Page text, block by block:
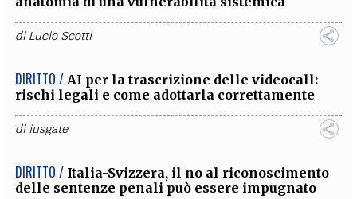
diLucio Scotti
DIRITTO / AI per la trascrizione delle videocall:
rischi legali e come adottarla correttamente
diiusgate
DIRITTO / Italia-Svizzera, il no al riconoscimento
delle sentenze penali può essere impugnato